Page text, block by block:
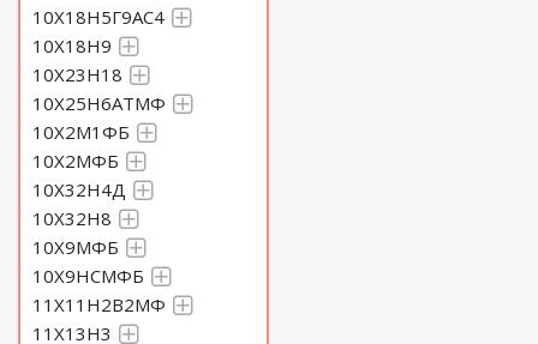
10Х18Н5Г9АС4
10Х18Н9
10Х23Н18
10Х25Н6АТМФ
10Х2М1ФБ
10Х2МФБ
10Х32Н4Д
10Х32Н8
10Х9МФБ
10Х9НСМФБ
11Х11Н2В2МФ
11Х13Н3